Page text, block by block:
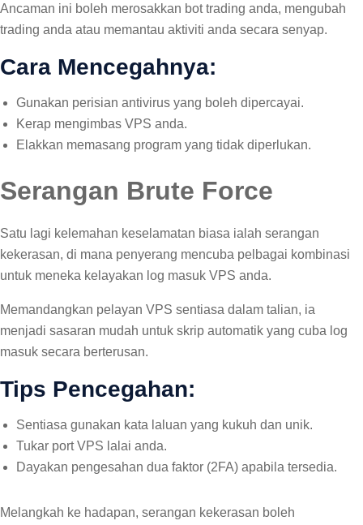
Ancaman ini boleh merosakkan bot trading anda, mengubah
trading anda atau memantau aktiviti anda secara senyap.
Cara Mencegahnya:
Gunakan perisian antivirus yang boleh dipercayai.
Kerap mengimbas VPS anda.
Elakkan memasang program yang tidak diperlukan.
Serangan Brute Force
Satu lagi kelemahan keselamatan biasa ialah serangan
kekerasan, di mana penyerang mencuba pelbagai kombinasi
untuk meneka kelayakan log masuk VPS anda.
Memandangkan pelayan VPS sentiasa dalam talian, ia
menjadi sasaran mudah untuk skrip automatik yang cuba log
masuk secara berterusan.
Tips Pencegahan:
Sentiasa gunakan kata laluan yang kukuh dan unik.
Tukar port VPS lalai anda.
Dayakan pengesahan dua faktor (2FA) apabila tersedia.
Melangkah ke hadapan, serangan kekerasan boleh